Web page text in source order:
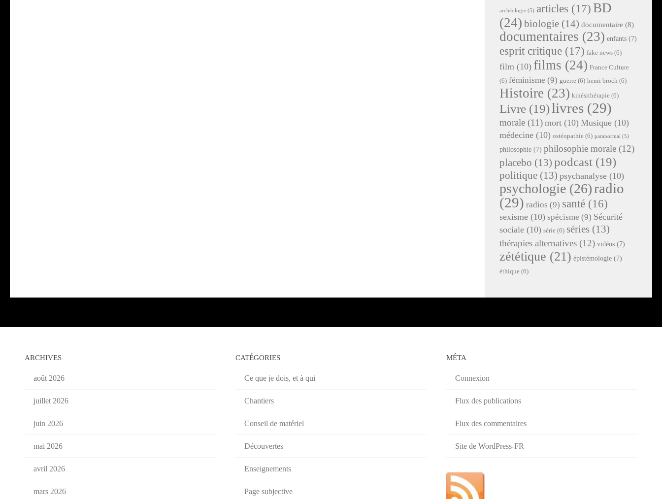
archéologie (5) articles (17) BD
(24) biologie (14) documentaire (8)
documentaires (23) enfants (7)
esprit critique (17) fake news (6)
film (10) films (24) France Culture
(6) féminisme (9) guerre (6) henri broch (6)
Histoire (23) kinésithérapie (6)
Livre (19)livres (29)
morale (11) mort (10) Musique (10)
médecine (10) ostéopathie (6) paranormal (5)
philosophie (7) philosophie morale (12)
placebo (13) podcast (19)
politique (13) psychanalyse (10)
psychologie (26)radio
(29) radios (9) santé (16)
sexisme (10) spécisme (9) Sécurité
sociale (10) série (6) séries (13)
thérapies alternatives (12) vidéos (7)
zététique (21) épistémologie (7)
éthique (6)
ARCHIVES
août 2026
juillet 2026
juin 2026
mai 2026
avril 2026
mars 2026
CATÉGORIES
Ce que je dois, et à qui
Chantiers
Conseil de matériel
Découvertes
Enseignements
Page subjective
MÉTA
Connexion
Flux des publications
Flux des commentaires
Site de WordPress-FR